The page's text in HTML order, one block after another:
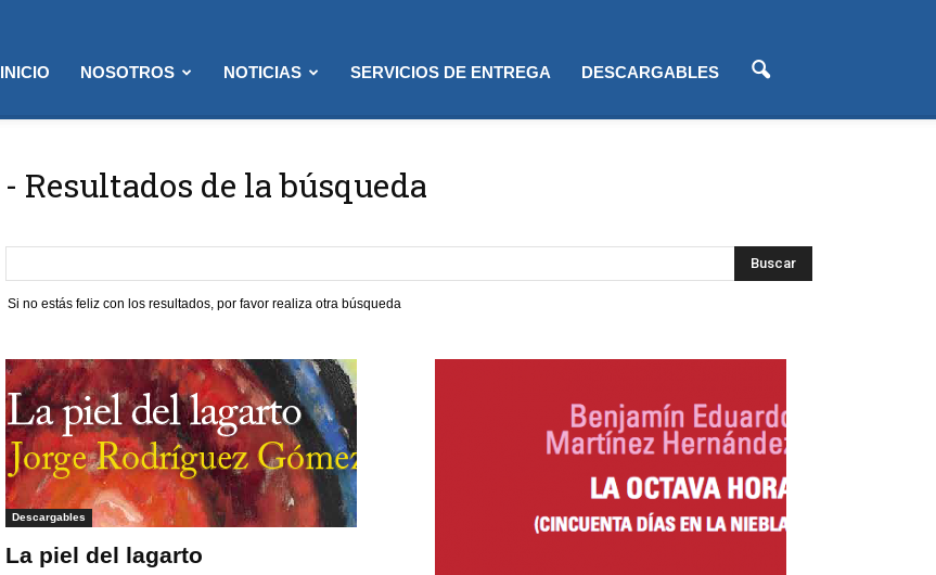
INICIO NOSOTROS NOTICIAS SERVICIOS DE ENTREGA DESCARGABLES
- Resultados de la búsqueda
Si no estás feliz con los resultados, por favor realiza otra búsqueda
Descargables
La piel del lagarto